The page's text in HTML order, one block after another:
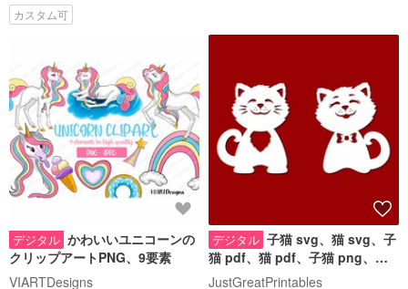
カスタム可
デジタル かわいいユニコーンの
クリップアートPNG、9要素
VIARTDesigns
デジタル 子猫 svg、猫 svg、子
猫 pdf、猫 pdf、子猫 png、猫
png、子猫のクリップアート
JustGreatPrintables